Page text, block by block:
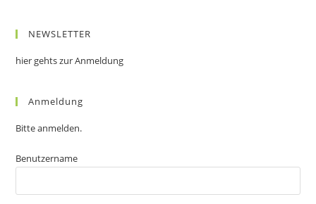
NEWSLETTER
hier gehts zur Anmeldung
Anmeldung
Bitte anmelden.
Benutzername